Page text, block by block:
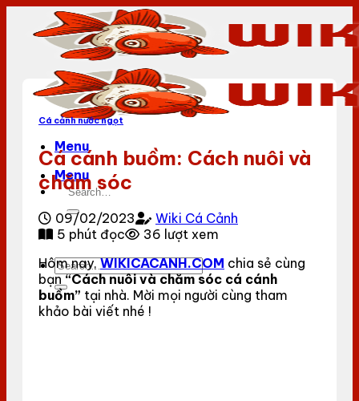
Menu
Menu
Cá cảnh nước ngọt
Cá cánh buồm: Cách nuôi và
chăm sóc
09/02/2023
Wiki Cá Cảnh
5 phút đọc
36 lượt xem
Hôm nay,WIKICACANH.COM chia sẻ cùng
bạn“Cách nuôi và chăm sóc cá cánh
buồm” tại nhà. Mời mọi người cùng tham
khảo bài viết nhé !